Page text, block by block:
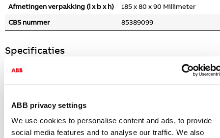
ABB privacy settings
We use cookies to personalise content and ads, to provide
social media features and to analyse our traffic. We also
Afmetingen verpakking (l x b x h)
185 x 80 x 90 Millimeter
CBS nummer
85389099
Specificaties
Aantal polen (totaal)
Nom. foutstroom (ampère)
0.03